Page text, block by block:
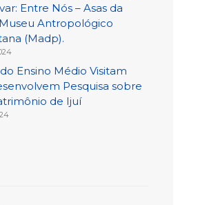
Entre Nós – Asas da
Antropológico
(Madp).
Ensino Médio Visitam
Pesquisa sobre
de Ijuí